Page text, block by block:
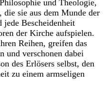
und Theologie,
sie aus dem Munde der
jede Bescheidenheit
der Kirche aufspielen.
Reihen, greifen das
und verschonen dabei
des Erlösers selbst, den
zu einem armseligen